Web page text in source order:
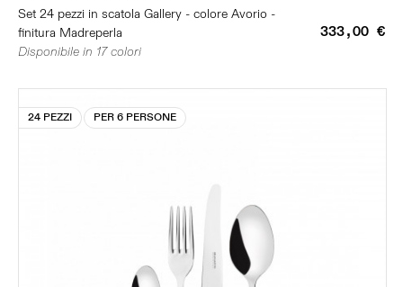
Set 24 pezzi in scatola Gallery - colore Avorio -
finitura Madreperla
333,00 €
Disponibile in 17 colori
24 PEZZI PER 6 PERSONE